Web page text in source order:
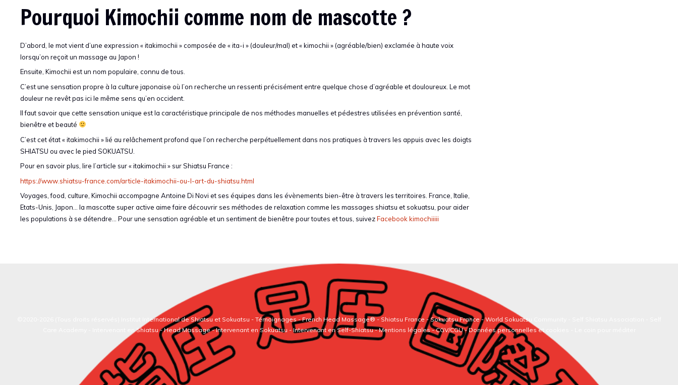
Pourquoi Kimochii comme nom de mascotte ?
D’abord, le mot vient d’une expression « itakimochii » composée de « ita-i » (douleur/mal) et « kimochii » (agréable/bien) exclamée à haute voix
lorsqu’on reçoit un massage au Japon !
Ensuite, Kimochii est un nom populaire, connu de tous.
C’est une sensation propre à la culture japonaise où l’on recherche un ressenti précisément entre quelque chose d’agréable et douloureux. Le mot
douleur ne revêt pas ici le même sens qu’en occident.
Il faut savoir que cette sensation unique est la caractéristique principale de nos méthodes manuelles et pédestres utilisées en prévention santé,
bienêtre et beauté
C’est cet état « itakimochii » lié au relâchement profond que l’on recherche perpétuellement dans nos pratiques à travers les appuis avec les doigts
SHIATSU ou avec le pied SOKUATSU.
Pour en savoir plus, lire l’article sur « itakimochii » sur Shiatsu France :
https://www.shiatsu-france.com/article-itakimochii-ou-l-art-du-shiatsu.html
Voyages, food, culture, Kimochii accompagne Antoine Di Novi et ses équipes dans les évènements bien-être à travers les territoires. France, Italie,
Etats-Unis, Japon… la mascotte super active aime faire découvrir ses méthodes de relaxation comme les massages shiatsu et sokuatsu, pour aider
les populations à se détendre… Pour une sensation agréable et un sentiment de bienêtre pour toutes et tous, suivezFacebook kimochiiiii
Institut International de Shiatsu et Sokuatsu - Témoignages-French Head Massage®-Shiatsu France -Sokuatsu France-World Sokuatsu Community
Intervenant en Shiatsu-Head Massage-Intervenant en Sokuatsu -Intervenant en Self-Shiatsu- Mentions légales - CGV/CGU - Données personnelles et cookies -